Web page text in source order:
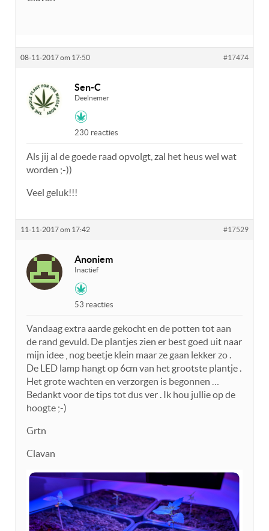
08-11-2017 om 17:50 #17474
Sen-C
Deelnemer
230 reacties
Als jij al de goede raad opvolgt, zal het heus wel wat
worden ;-))
Veel geluk!!!
11-11-2017 om 17:42 #17529
Anoniem
Inactief
53 reacties
Vandaag extra aarde gekocht en de potten tot aan
de rand gevuld. De plantjes zien er best goed uit naar
mijn idee , nog beetje klein maar ze gaan lekker zo .
De LED lamp hangt op 6cm van het grootste plantje .
Het grote wachten en verzorgen is begonnen …
Bedankt voor de tips tot dus ver . Ik hou jullie op de
hoogte ;-)
Grtn
Clavan